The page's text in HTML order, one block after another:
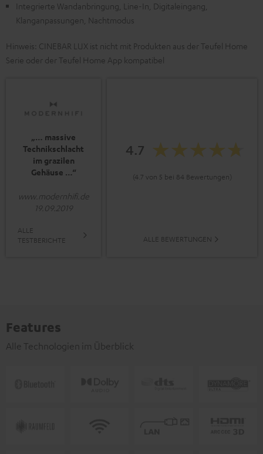
Integrierte Wandanbringung, Line-In, Digitaleingang,
Klanganpassungen, Nachtmodus
Hinweis: CINEBAR LUX ist nicht mit Produkten aus der Teufel Home
Serie oder der Teufel Home App kompatibel
„… massive
Technikschlacht
im grazilen
Gehäuse …“
www.modernhifi.de
19.09.2019
ALLE
TESTBERICHTE
4.7
(4.7 von 5 bei 84 Bewertungen)
ALLE BEWERTUNGEN
Features
Alle Technologien im Überblick